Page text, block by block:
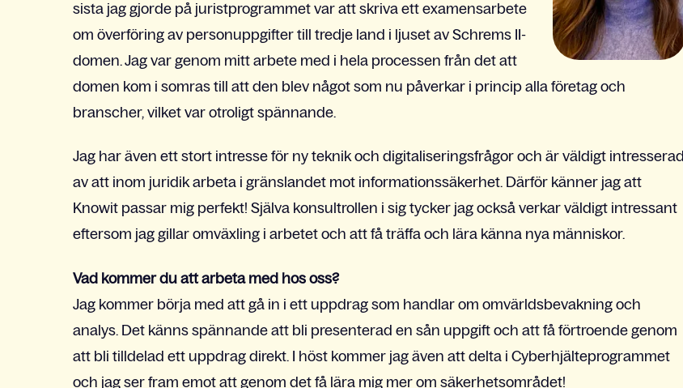
sista jag gjorde på juristprogrammet var att skriva ett examensarbete
om överföring av personuppgifter till tredje land i ljuset av Schrems II-
domen. Jag var genom mitt arbete med i hela processen från det att
domen kom i somras till att den blev något som nu påverkar i princip alla företag och
branscher, vilket var otroligt spännande.
Jag har även ett stort intresse för ny teknik och digitaliseringsfrågor och är väldigt intresserad
av att inom juridik arbeta i gränslandet mot informationssäkerhet. Därför känner jag att
Knowit passar mig perfekt! Själva konsultrollen i sig tycker jag också verkar väldigt intressant
eftersom jag gillar omväxling i arbetet och att få träffa och lära känna nya människor.
Vad kommer du att arbeta med hos oss?
Jag kommer börja med att gå in i ett uppdrag som handlar om omvärldsbevakning och
analys. Det känns spännande att bli presenterad en sån uppgift och att få förtroende genom
att bli tilldelad ett uppdrag direkt. I höst kommer jag även att delta i Cyberhjälteprogrammet
och jag ser fram emot att genom det få lära mig mer om säkerhetsområdet!